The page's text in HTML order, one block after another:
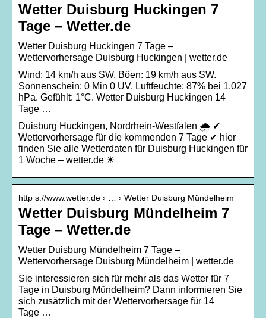
Wetter Duisburg Huckingen 7
Tage – Wetter.de
Wetter Duisburg Huckingen 7 Tage –
Wettervorhersage Duisburg Huckingen | wetter.de
Wind: 14 km/h aus SW. Böen: 19 km/h aus SW.
Sonnenschein: 0 Min 0 UV. Luftfeuchte: 87% bei 1.027
hPa. Gefühlt: 1°C. Wetter Duisburg Huckingen 14
Tage …
Duisburg Huckingen, Nordrhein-Westfalen 🌧️ ✔
Wettervorhersage für die kommenden 7 Tage ✔ hier
finden Sie alle Wetterdaten für Duisburg Huckingen für
1 Woche – wetter.de ☀
http s://www.wetter.de › … › Wetter Duisburg Mündelheim
Wetter Duisburg Mündelheim 7
Tage – Wetter.de
Wetter Duisburg Mündelheim 7 Tage –
Wettervorhersage Duisburg Mündelheim | wetter.de
Sie interessieren sich für mehr als das Wetter für 7
Tage in Duisburg Mündelheim? Dann informieren Sie
sich zusätzlich mit der Wettervorhersage für 14
Tage …